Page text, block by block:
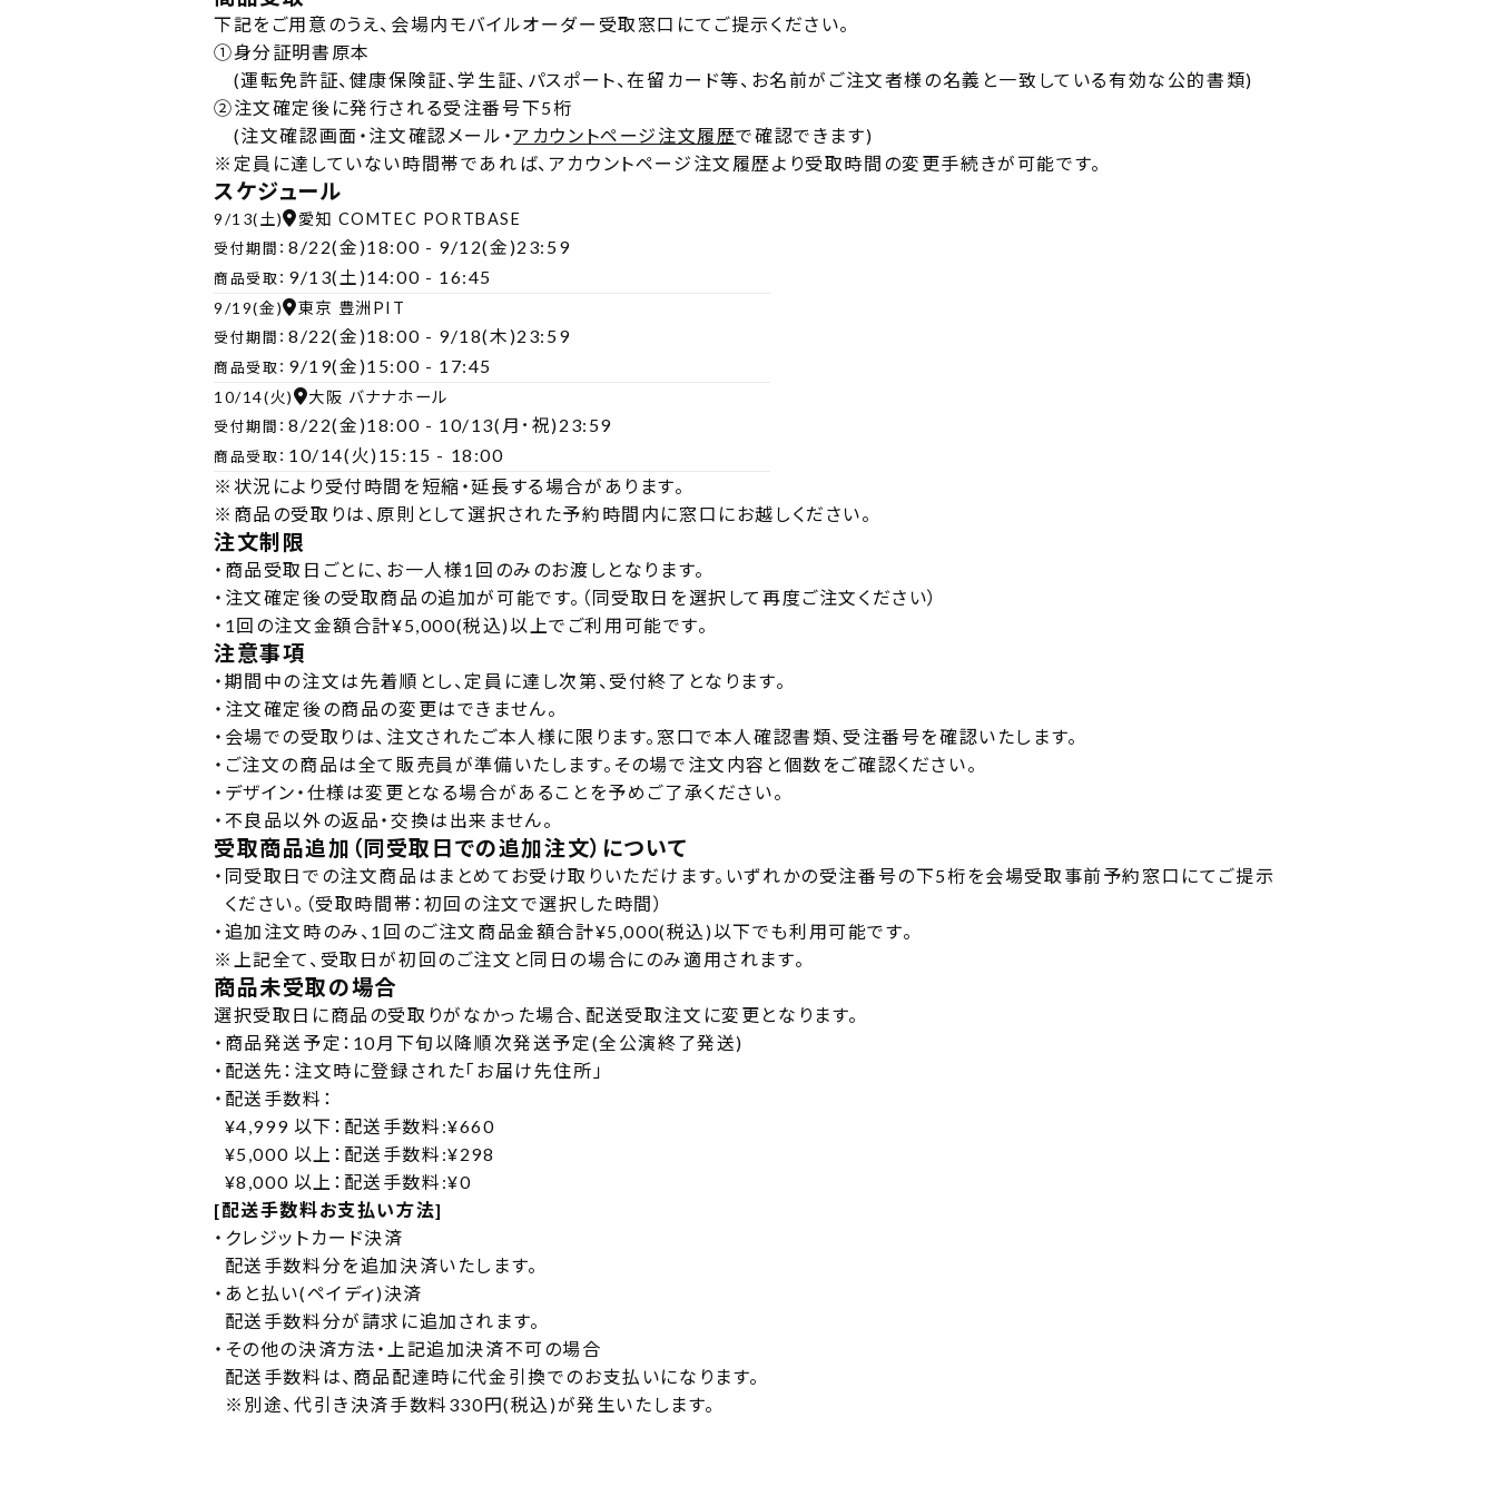
下記をご用意のうえ、会場内モバイルオーダー受取窓口にてご提示ください。
①身分証明書原本
(運転免許証、健康保険証、学生証、パスポート、在留カード等、お名前がご注文者様の名義と一致している有効な公的書類)
②注文確定後に発行される受注番号下5桁
(注文確認画面・注文確認メール・アカウントページ注文履歴で確認できます)
※ 定員に達していない時間帯であれば、アカウントページ注文履歴より受取時間の変更手続きが可能です。
スケジュール
9/13(土) 愛知 COMTEC PORTBASE
受付期間： 8/22(金)18:00 - 9/12(金)23:59
商品受取： 9/13(土)14:00 - 16:45
9/19(金) 東京 豊洲PIT
受付期間： 8/22(金)18:00 - 9/18(木)23:59
商品受取： 9/19(金)15:00 - 17:45
10/14(火) 大阪 バナナホール
受付期間： 8/22(金)18:00 - 10/13(月･祝)23:59
商品受取： 10/14(火)15:15 - 18:00
※ 状況により受付時間を短縮・延長する場合があります。
※ 商品の受取りは、原則として選択された予約時間内に窓口にお越しください。
注文制限
・ 商品受取日ごとに、お一人様1回のみのお渡しとなります。
・ 注文確定後の受取商品の追加が可能です。（同受取日を選択して再度ご注文ください）
・ 1回の注文金額合計¥5,000(税込)以上でご利用可能です。
注意事項
・ 期間中の注文は先着順とし、定員に達し次第、受付終了となります。
・ 注文確定後の商品の変更はできません。
・ 会場での受取りは、注文されたご本人様に限ります。窓口で本人確認書類、受注番号を確認いたします。
・ ご注文の商品は全て販売員が準備いたします。その場で注文内容と個数をご確認ください。
・ デザイン・仕様は変更となる場合があることを予めご了承ください。
・ 不良品以外の返品・交換は出来ません。
受取商品追加（同受取日での追加注文）について
・ 同受取日での注文商品はまとめてお受け取りいただけます。いずれかの受注番号の下5桁を会場受取事前予約窓口にてご提示
ください。（受取時間帯：初回の注文で選択した時間）
・ 追加注文時のみ、1回のご注文商品金額合計¥5,000(税込)以下でも利用可能です。
※ 上記全て、受取日が初回のご注文と同日の場合にのみ適用されます。
商品未受取の場合
選択受取日に商品の受取りがなかった場合、配送受取注文に変更となります。
・ 商品発送予定：10月下旬以降順次発送予定(全公演終了発送)
・ 配送先：注文時に登録された「お届け先住所」
・ 配送手数料：
¥4,999 以下：配送手数料:¥660
¥5,000 以上：配送手数料:¥298
¥8,000 以上：配送手数料:¥0
[配送手数料お支払い方法]
・ クレジットカード決済
配送手数料分を追加決済いたします。
・ あと払い(ペイディ)決済
配送手数料分が請求に追加されます。
・ その他の決済方法・上記追加決済不可の場合
配送手数料は、商品配達時に代金引換でのお支払いになります。
※別途、代引き決済手数料330円(税込)が発生いたします。